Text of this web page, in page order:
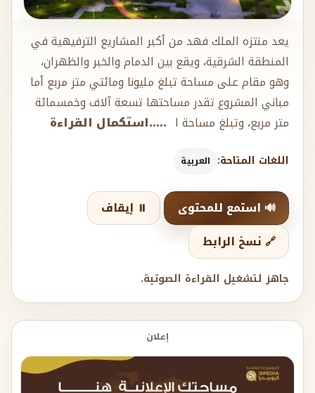
يعد منتزه الملك فهد من أكبر المشاريع الترفيهية في
المنطقة الشرقية، ويقع بين الدمام والخبر والظهران،
وهو مقام على مساحة تبلغ مليونا ومائتي متر مربع أما
مباني المشروع تقدر مساحتها تسعة آلاف وخمسمائة
متر مربع، وتبلغ مساحة ا .....استكمال القراءة
اللغات المتاحة: العربية
🔊 استمع للمحتوى
⏸️ إيقاف
🔗 نسخ الرابط
جاهز لتشغيل القراءة الصوتية.
إعلان